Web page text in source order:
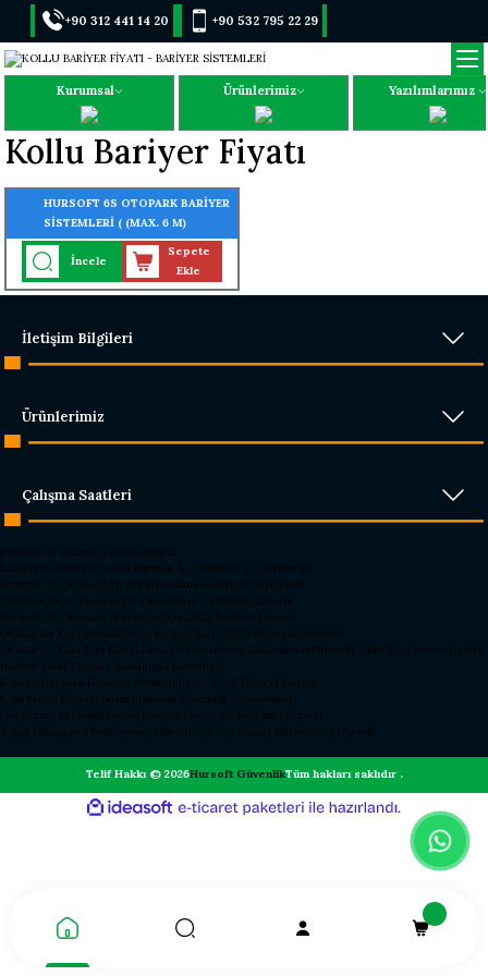
+90 312 441 14 20 +90 532 795 22 29
Kurumsal Ürünlerimiz Yazılımlarımız
Kollu Bariyer Fiyatı
HURSOFT 6S OTOPARK BARİYER
SİSTEMLERİ ( (MAX. 6 M)
İncele
Sepete
Ekle
İletişim Bilgileri
Ürünlerimiz
Çalışma Saatleri
Parmak İzi Okuyucu 2026 Hursoft
Rakipleri Geride Bırakan Parmak İzi Okuyucu 2026 Hursoft
Parmak İzi Okuyucu Fiyat Performans Lideri 2026 Hursoft
2026’nın En İyi Parmak İzi Okuyucusu – Hursoft Zirvede
Parmak İzi Okuyucu Alacaklar İçin 2026 Rehberi Hursoft
Okullarda Kapı Dedektörleri Neden Şart? 2026 Güvenlik Rehberi
Okullarda Kapı Tipi Metal Dedektörler Neden Kullanılmalı?Hursoft Okul Kapı Dedektörleri
Hursoft Okul Turnike Sundurma Modelleri
Kapı Dedektörü Fiyatları ve Modelleri - 2026 Güncel Listesi
Kapı Metal Dedektörleri | Hursoft Güvenlik Teknolojileri
Üst Arama El Dedektörleri Kaliteli Dayanıklı Sağlam | Hursoft
X Ray Cihazları | Profesyonel Güvenlik X Ray Cihazı Sistemleri | Hursoft
Telif Hakkı © 2026Hursoft GüvenlikTüm hakları saklıdır .
ideasoft
e-
hazırlandı.